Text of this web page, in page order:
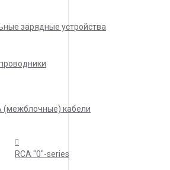
зарядные устройства
(межблочные) кабели
RCA "0"-series